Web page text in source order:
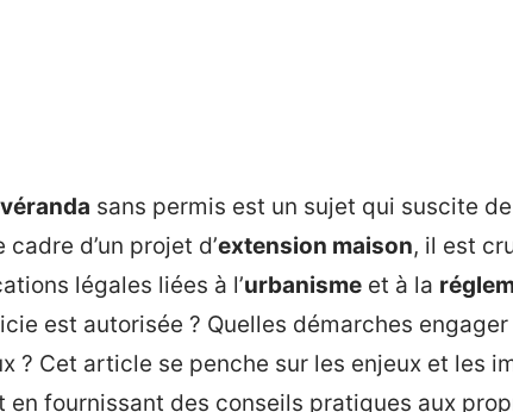
véranda sans permis est un sujet qui suscite
d’un projet d’extension maison, il est
légales liées à l’urbanisme et à la
est autorisée ? Quelles démarches
? Cet article se penche sur les enjeux et les
fournissant des conseils pratiques aux